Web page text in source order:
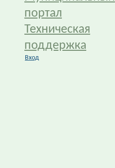
портал
Техническая
поддержка
Вход